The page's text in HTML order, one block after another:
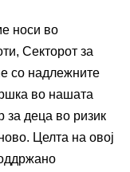
носи во
Секторот за
со надлежните
во нашата
за деца во ризик
Целта на овој